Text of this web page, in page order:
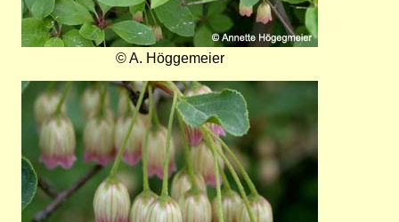
© A. Höggemeier
Bild